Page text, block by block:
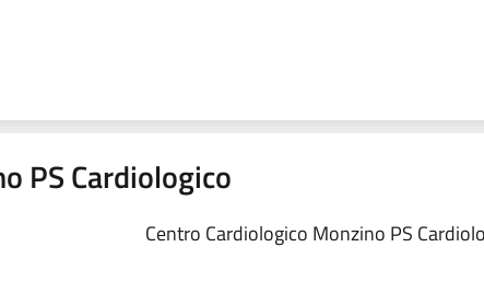
PS Cardiologico
Centro Cardiologico Monzino PS